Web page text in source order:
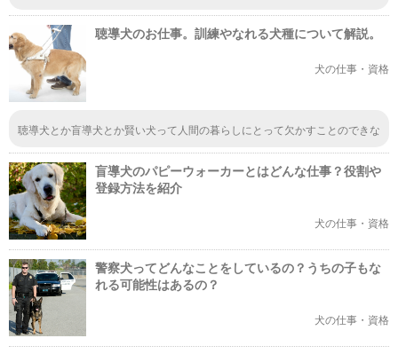
ました。内緒にしてください。ついでに、水戸医療センターのパンフレット
のマガジンとICUと救命救急センターとドクターヘリとドクターマップもく
ださい。ついでに土浦協同病院もください。上と同じやつ。
聴導犬のお仕事。訓練やなれる犬種について解説。
犬の仕事・資格
聴導犬とか盲導犬とか賢い犬って人間の暮らしにとって欠かすことのできな
りますよね。普段、なかなか目にすることがないけど、こういう犬のお陰で
人が幸せに暮らせてるんですよね。
盲導犬のパピーウォーカーとはどんな仕事？役割や
登録方法を紹介
犬の仕事・資格
警察犬ってどんなことをしているの？うちの子もな
れる可能性はあるの？
犬の仕事・資格